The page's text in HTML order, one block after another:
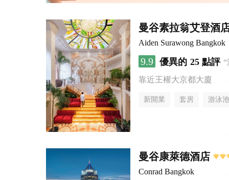
曼谷素拉翁艾登酒
Aiden Surawong Bangkok
9.9 優異的 25 點評
靠近王權大京都大廈
新開業 套房 游泳池
曼谷康萊德酒店
Conrad Bangkok